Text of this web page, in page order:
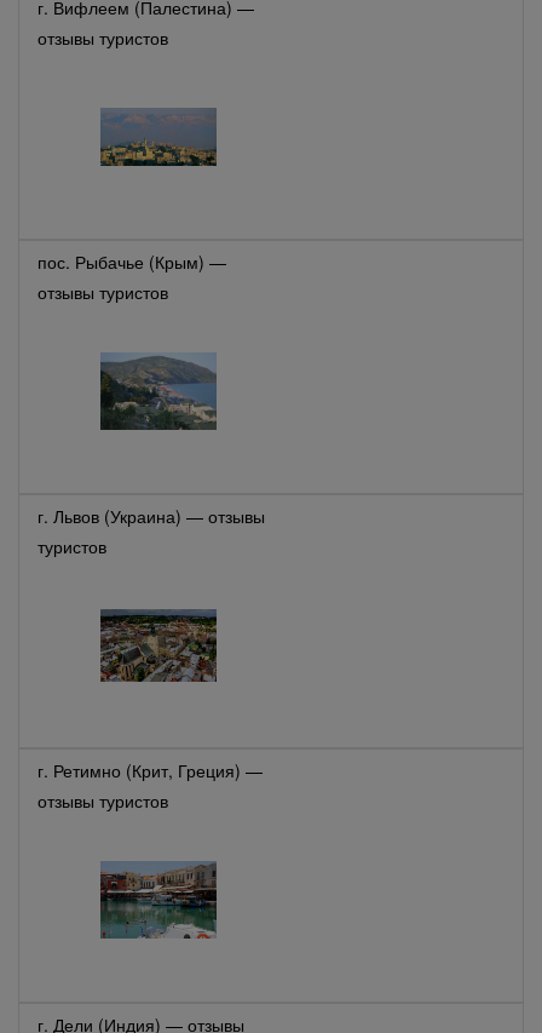
г. Вифлеем (Палестина) —
отзывы туристов
пос. Рыбачье (Крым) —
отзывы туристов
г. Львов (Украина) — отзывы
туристов
г. Ретимно (Крит, Греция) —
отзывы туристов
г. Дели (Индия) — отзывы